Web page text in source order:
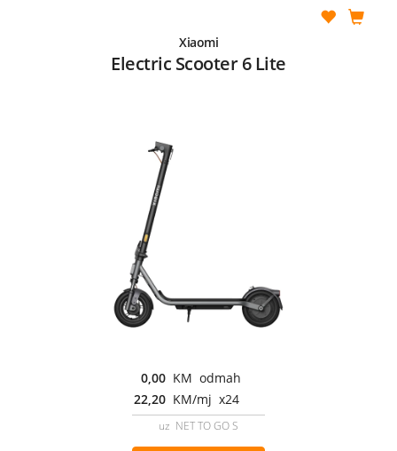
Xiaomi
Electric Scooter 6 Lite
0,00 KM odmah
22,20 KM/mj x24
uz NET TO GO S